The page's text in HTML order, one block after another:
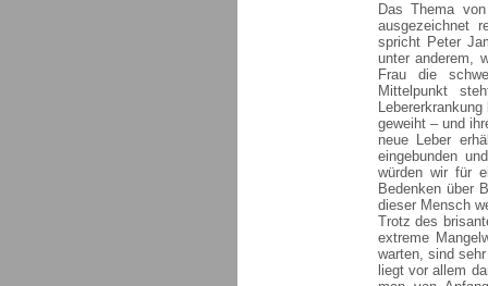
Das Thema
ausgezeichnet
spricht Peter
unter anderem,
Frau die
Mittelpunkt
geweiht – und
neue Leber
eingebunden
würden wir für
Bedenken über
dieser Mensch
Trotz des
extreme
warten, sind
liegt vor allem